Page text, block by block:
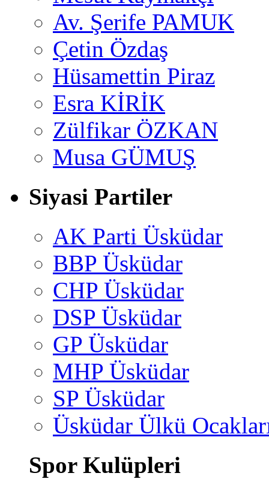
Av. Şerife PAMUK
Çetin Özdaş
Hüsamettin Piraz
Esra KİRİK
Zülfikar ÖZKAN
Musa GÜMUŞ
Siyasi Partiler
AK Parti Üsküdar
BBP Üsküdar
CHP Üsküdar
DSP Üsküdar
GP Üsküdar
MHP Üsküdar
SP Üsküdar
Üsküdar Ülkü
Spor Kulüpleri